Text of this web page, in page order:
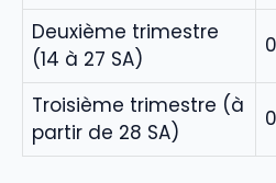
Deuxième trimestre
(14 à 27 SA)
Troisième trimestre (à
partir de 28 SA)